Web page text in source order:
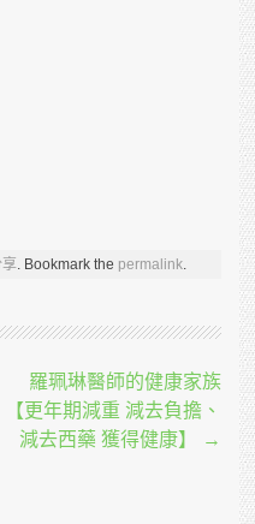
享. Bookmark the permalink.
羅珮琳醫師的健康家族
【更年期減重 減去負擔、
減去西藥 獲得健康】
→